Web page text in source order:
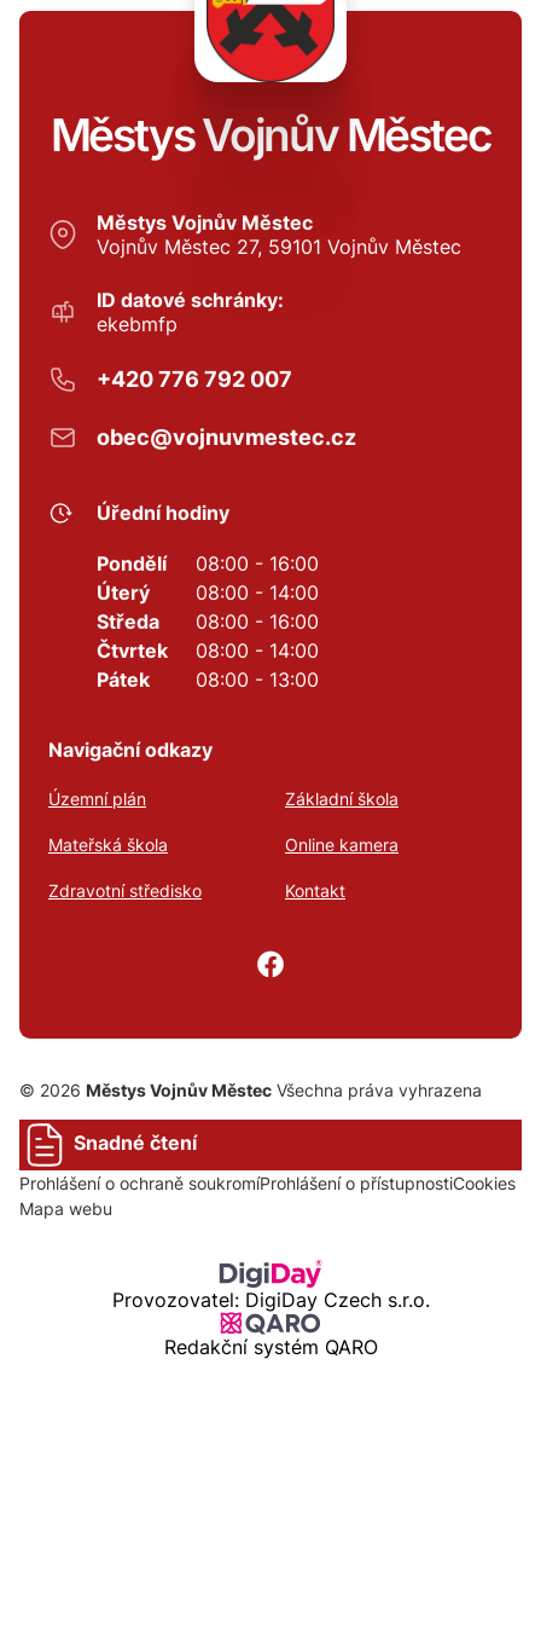
Městys Vojnův Městec
Městys Vojnův Městec
Vojnův Městec 27, 59101 Vojnův Městec
ID datové schránky:
ekebmfp
+420 776 792 007
obec@vojnuvmestec.cz
Úřední hodiny
Pondělí
08:00 - 16:00
Úterý
08:00 - 14:00
Středa
08:00 - 16:00
Čtvrtek
08:00 - 14:00
Pátek
08:00 - 13:00
Navigační odkazy
Územní plán Základní škola
Mateřská škola Online kamera
Zdravotní středisko Kontakt
© 2026 Městys Vojnův Městec Všechna práva vyhrazena
Snadné čtení
Prohlášení o ochraně soukromíProhlášení o přístupnostiCookies
Mapa webu
Provozovatel: DigiDay Czech s.r.o.
Redakční systém QARO